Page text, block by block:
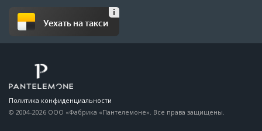
Уехать на такси
Политика конфиденциальности
© 2004-2026 ООО «Фабрика «Пантелемоне». Все права защищены.